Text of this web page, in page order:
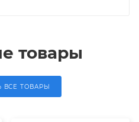
товары
ВСЕ ТОВАРЫ